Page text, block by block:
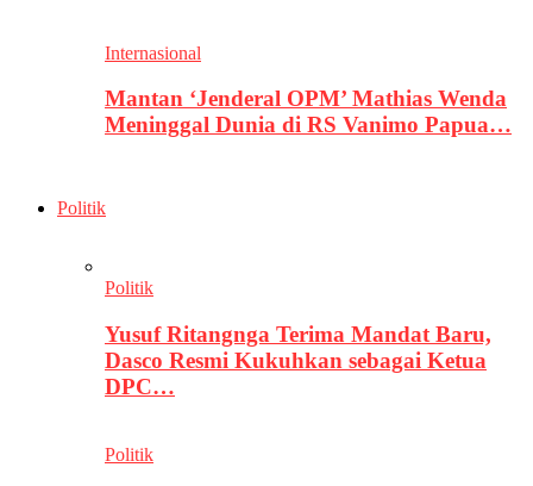
Internasional
Mantan ‘Jenderal OPM’ Mathias Wenda
Meninggal Dunia di RS Vanimo Papua…
Politik
Politik
Yusuf Ritangnga Terima Mandat Baru,
Dasco Resmi Kukuhkan sebagai Ketua
DPC…
Politik